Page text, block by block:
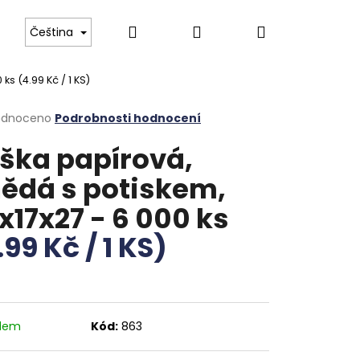
Tvrzené gastro sklo Luxusní příbory
Čeština Hledat PřihlášeníNákupní
ks (4.99 Kč / 1 KS)
Podrobnosti hodnocení
papírová,
s potiskem,
- 6 000 ks
Kč / 1 KS)
Kód: 863